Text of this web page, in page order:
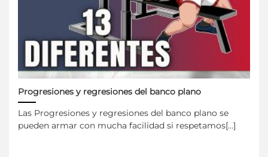
Progresiones y regresiones del banco plano
Las Progresiones y regresiones del banco plano se
pueden armar con mucha facilidad si respetamos[...]